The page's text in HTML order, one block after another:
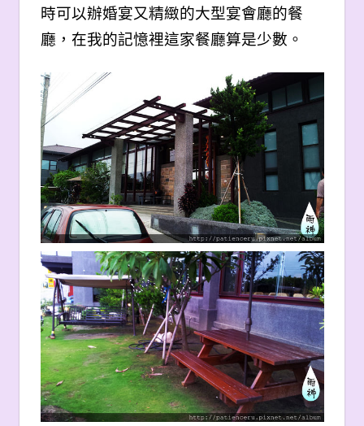
時可以辦婚宴又精緻的大型宴會廳的餐
廳，在我的記憶裡這家餐廳算是少數。